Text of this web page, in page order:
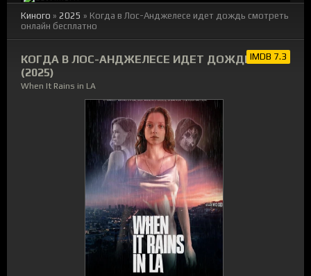
Киного » 2025 » Когда в Лос-Анджелесе идет дождь смотреть
онлайн бесплатно
КОГДА В ЛОС-АНДЖЕЛЕСЕ ИДЕТ ДОЖДЬ
(2025)
When It Rains in LA
IMDB 7.3